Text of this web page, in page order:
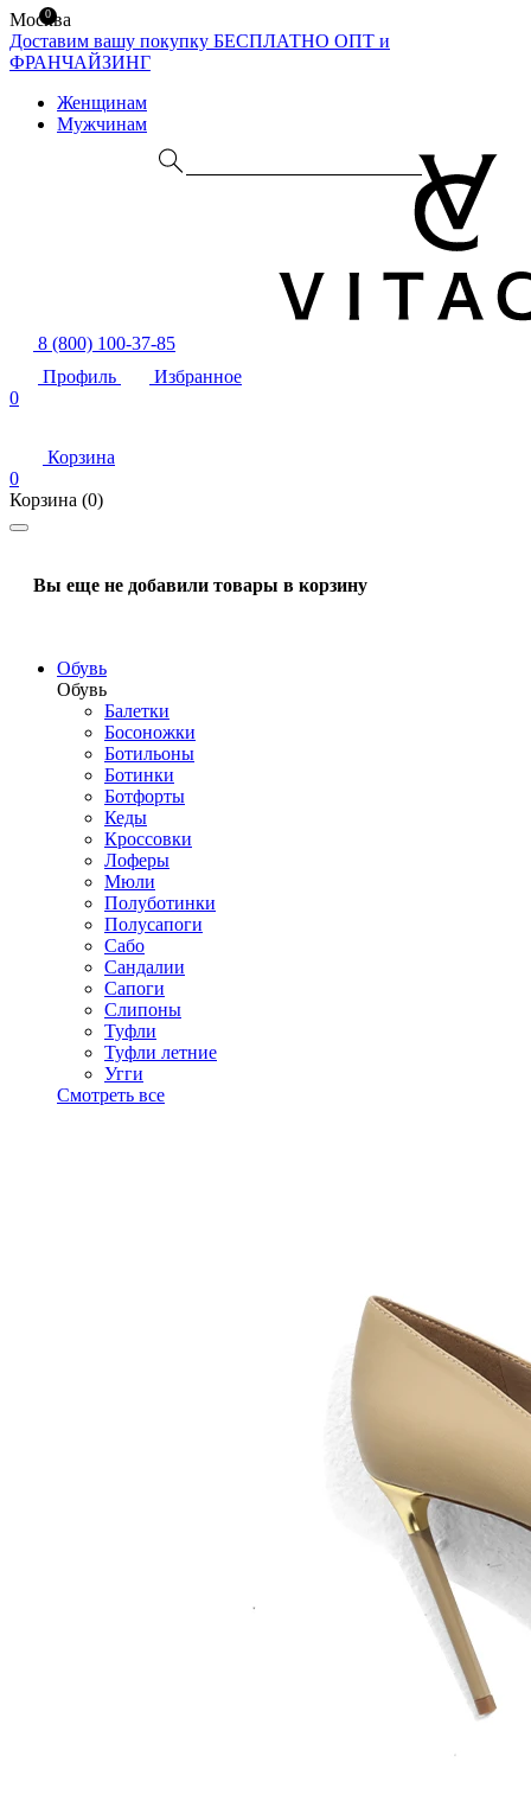
Москва
Доставим вашу покупку БЕСПЛАТНО ОПТ и
ФРАНЧАЙЗИНГ
Женщинам
Мужчинам
8 (800) 100-37-85
Профиль
Избранное
0
Корзина
0
Корзина (0)
Вы еще не добавили товары в корзину
Обувь
Обувь
Балетки
Босоножки
Ботильоны
Ботинки
Ботфорты
Кеды
Кроссовки
Лоферы
Мюли
Полуботинки
Полусапоги
Сабо
Сандалии
Сапоги
Слипоны
Туфли
Туфли летние
Угги
Смотреть все
0